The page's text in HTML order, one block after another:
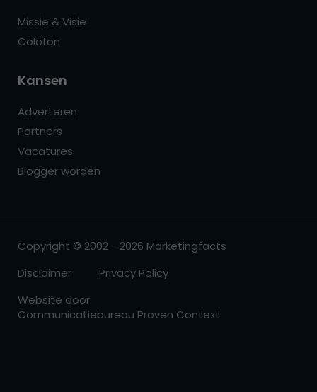
Missie & Visie
Colofon
Kansen
Adverteren
Partners
Vacatures
Blogger worden
Copyright © 2002 - 2026 Marketingfacts
Disclaimer
Privacy Policy
Website door
Communicatiebureau Proven Context